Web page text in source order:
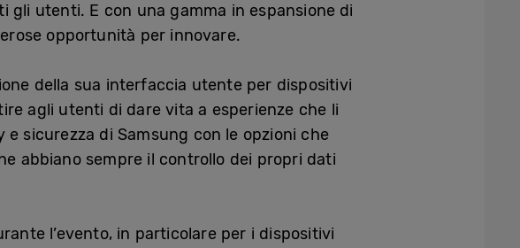
utenti. E con una gamma in espansione di
opportunità per innovare.
della sua interfaccia utente per dispositivi
agli utenti di dare vita a esperienze che li
sicurezza di Samsung con le opzioni che
abbiano sempre il controllo dei propri dati
l’evento, in particolare per i dispositivi